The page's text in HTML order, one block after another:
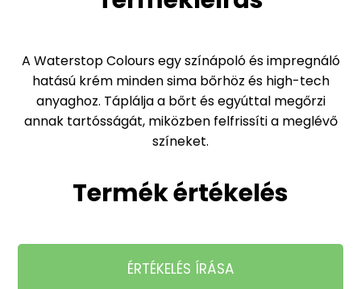
A Waterstop Colours egy színápoló és impregnáló
hatású krém minden sima bőrhöz és high-tech
anyaghoz. Táplálja a bőrt és egyúttal megőrzi
annak tartósságát, miközben felfrissíti a meglévő
színeket.
Termék értékelés
ÉRTÉKELÉS ÍRÁSA